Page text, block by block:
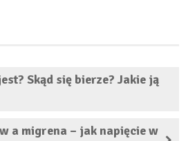
Skąd się bierze? Jakie ją
a migrena – jak napięcie w